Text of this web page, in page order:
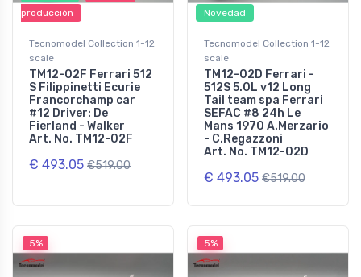
producción
Tecnomodel Collection 1-12
scale
TM12-02F Ferrari 512
S Filippinetti Ecurie
Francorchamp car
#12 Driver: De
Fierland - Walker
Art. No. TM12-02F
€ 493.05 €519.00
Novedad
Tecnomodel Collection 1-12
scale
TM12-02D Ferrari -
512S 5.0L v12 Long
Tail team spa Ferrari
SEFAC #8 24h Le
Mans 1970 A.Merzario
- C.Regazzoni
Art. No. TM12-02D
€ 493.05 €519.00
5% 5%